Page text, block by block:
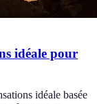
idéale pour
idéale basée